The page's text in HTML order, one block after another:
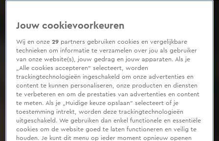
seconds
Jouw cookievoorkeuren
Wij en onze29 partners gebruiken cookies en vergelijkbare
technieken om informatie te verzamelen over jou als gebruiker
van onze website(s), jouw gedrag en jouw apparaten. Als je
„Alle cookies accepteren” selecteert, worden
trackingtechnologieën ingeschakeld om onze advertenties en
content te kunnen personaliseren, onze producten en diensten
te verbeteren en om de prestaties van advertenties en content
te meten. Als je „Huidige keuze opslaan” selecteert of je
toestemming intrekt, worden deze trackingtechnologieën
uitgeschakeld. We gebruiken dan enkel functionele en essentiële
cookies om de website goed te laten functioneren en veilig te
houden. Je kunt dit menu op ieder moment opnieuw openen